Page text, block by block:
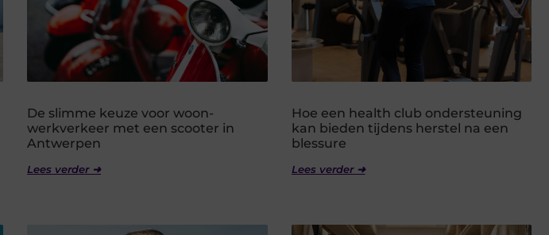
De slimme keuze voor woon-
werkverkeer met een scooter in
Antwerpen
Lees verder ➜
Hoe een health club ondersteuning
kan bieden tijdens herstel na een
blessure
Lees verder ➜